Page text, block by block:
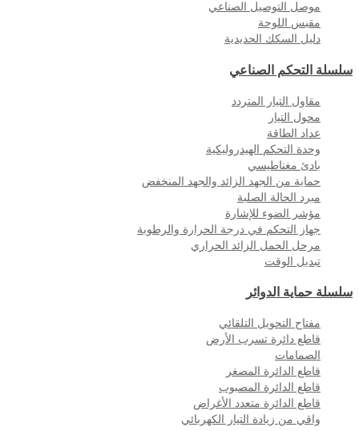
موصل التوصيل الصناعي
مقبس اللوحة
دليل السكك الحديدية
سلسلة التحكم الصناعي
مقاول التيار المتردد
محول التيار
عداد الطاقة
وحدة التحكم الهيدروليكية
بادئ مغناطيسي
حماية من الجهد الزائد والجهد المنخفض
مبرد الحالة الصلبة
مؤشر الضوء للإشارة
جهاز التحكم في درجة الحرارة والرطوبة
مرحل الحمل الزائد الحراري
تبديل الوقت
سلسلة حماية الدوائر
مفتاح التحويل التلقائي
قاطع دائرة تسرب الأرض
الصمامات
قاطع الدائرة المصغر
قاطع الدائرة المصبوب
قاطع الدائرة متعدد الأغراض
واقي من زيادة التيار الكهربائي